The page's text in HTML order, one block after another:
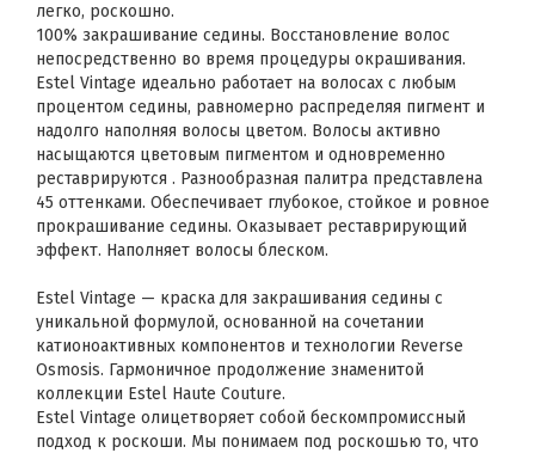
легко, роскошно.
100% закрашивание седины. Восстановление волос
непосредственно во время процедуры окрашивания.
Estel Vintage идеально работает на волосах с любым
процентом седины, равномерно распределяя пигмент и
надолго наполняя волосы цветом. Волосы активно
насыщаются цветовым пигментом и одновременно
реставрируются . Разнообразная палитра представлена
45 оттенками. Обеспечивает глубокое, стойкое и ровное
прокрашивание седины. Оказывает реставрирующий
эффект. Наполняет волосы блеском.
Estel Vintage — краска для закрашивания седины с
уникальной формулой, основанной на сочетании
катионоактивных компонентов и технологии Reverse
Osmosis. Гармоничное продолжение знаменитой
коллекции Estel Haute Couture.
Estel Vintage олицетворяет собой бескомпромиссный
подход к роскоши. Мы понимаем под роскошью то, что